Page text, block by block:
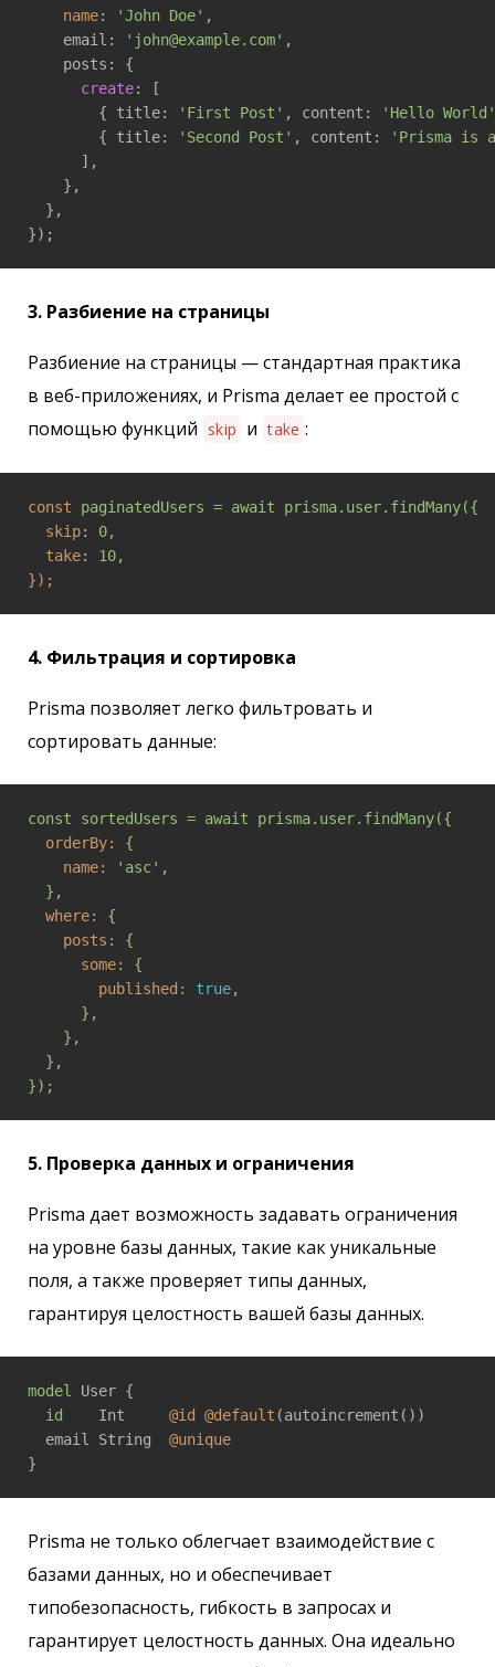
name: 'John Doe' ,
    email:
'john@example.com' ,
    posts: {
create: [
        { title:
'First Post' , content:
'Hello World'
        { title:
'Second Post' , content:
'Prisma is
      ],
    },
  },
});
3. Разбиение на страницы
Разбиение на страницы — стандартная практика
в веб-приложениях, и Prisma делает ее простой с
помощью функций skip и take :
const
paginatedUsers = await prisma.user.findMany({
skip: 0,
take: 10,
});
4. Фильтрация и сортировка
Prisma позволяет легко фильтровать и
сортировать данные:
const sortedUsers = await
prisma.user.findMany({
  orderBy:
{
    name:
'asc' ,
},
  where:
{
    posts:
{
      some:
{
        published:
true,
},
},
},
});
5. Проверка данных и ограничения
Prisma дает возможность задавать ограничения
на уровне базы данных, такие как уникальные
поля, а также проверяет типы данных,
гарантируя целостность вашей базы данных.
model
User {
id
    Int
@id @default (autoincrement())
  email String
@unique
}
Prisma не только облегчает взаимодействие с
базами данных, но и обеспечивает
типобезопасность, гибкость в запросах и
гарантирует целостность данных. Она идеально